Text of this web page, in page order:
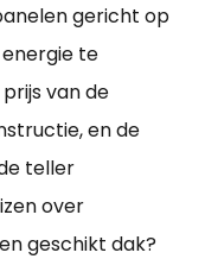
gericht op
te
van de
en de
teller
over
geschikt dak?